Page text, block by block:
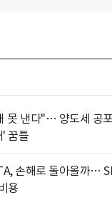
못 낸다"… 양도세 공
' 꿈틀
손해로 돌아올까…
용